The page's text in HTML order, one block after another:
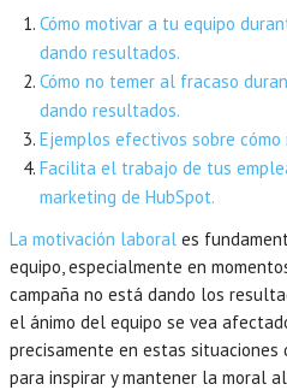
Cómo motivar a tu equipo
dando resultados.
Cómo no temer al fracaso
dando resultados.
Ejemplos efectivos sobre
Facilita el trabajo de tus
marketing de HubSpot.
La motivación laboral es
equipo, especialmente en
campaña no está dando los
el ánimo del equipo se vea
precisamente en estas
para inspirar y mantener la moral